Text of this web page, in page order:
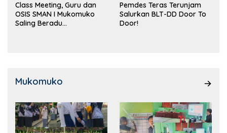
Class Meeting, Guru dan
OSIS SMAN I Mukomuko
Saling Beradu
Pemdes Teras Terunjam
Salurkan BLT-DD Door To
Door!
Mukomuko